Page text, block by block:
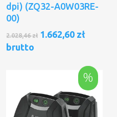
dpi) (ZQ32-A0W03RE-
00)
2.028,46zł Pierwotna
2.028,46 zł.
1.662,60 zł
brutto
%